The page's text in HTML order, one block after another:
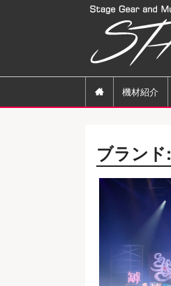
 機材紹介
ブランド: